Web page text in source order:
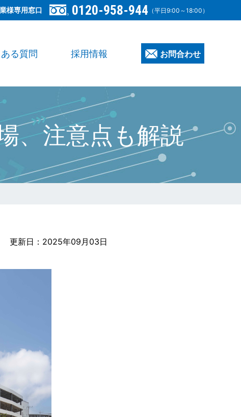
お問合わせ
様専用窓口 0120-958-944 （平日9:00～18:00）
る質問 採用情報
、注意点も解説
2025年09月03日